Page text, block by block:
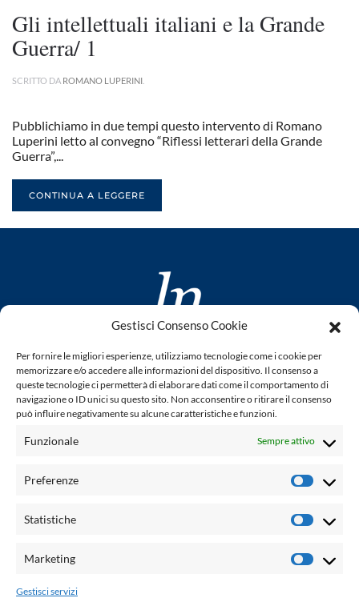
Gestisci Consenso Cookie
Per fornire le migliori esperienze, utilizziamo tecnologie come i cookie per
memorizzare e/o accedere alle informazioni del dispositivo. Il consenso a
queste tecnologie ci permetterà di elaborare dati come il comportamento di
navigazione o ID unici su questo sito. Non acconsentire o ritirare il consenso
può influire negativamente su alcune caratteristiche e funzioni.
Funzionale Sempre attivo
Preferenze
Statistiche
Marketing
Gestisci servizi
Gli intellettuali italiani e la Grande
Guerra/ 1
SCRITTO DA ROMANO LUPERINI
Pubblichiamo in due tempi questo intervento di Romano
Luperini letto al convegno “Riflessi letterari della Grande
Guerra”,...
CONTINUA A LEGGERE
www.laletteraturaenoi.it
fondato da Romano Luperini
Questo blog non rappresenta una testata giornalistica in
quanto viene aggiornato senza alcuna periodicità. Non può
legge n° 62 del 7.03.2001. L'autore non è responsabile per
email: